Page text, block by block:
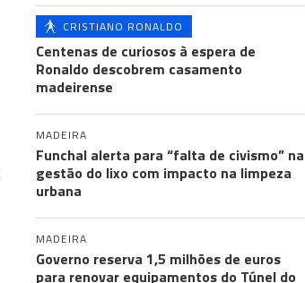
CRISTIANO RONALDO
Centenas de curiosos à espera de
Ronaldo descobrem casamento
madeirense
MADEIRA
Funchal alerta para “falta de civismo” na
gestão do lixo com impacto na limpeza
urbana
MADEIRA
Governo reserva 1,5 milhões de euros
para renovar equipamentos do Túnel do